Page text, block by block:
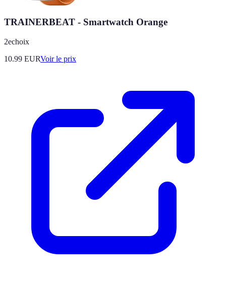
TRAINERBEAT - Smartwatch Orange
2echoix
10.99 EURVoir le prix